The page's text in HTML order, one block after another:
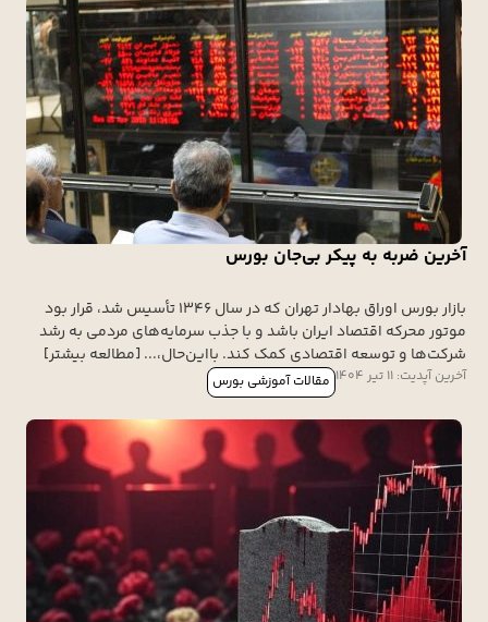
آخرین ضربه به پیکر بی‌جان بورس
بازار بورس اوراق بهادار تهران که در سال ۱۳۴۶ تأسیس شد، قرار بود
موتور محرکه اقتصاد ایران باشد و با جذب سرمایه‌های مردمی به رشد
شرکت‌ها و توسعه اقتصادی کمک کند. بااین‌حال،... [مطالعه بیشتر]
مقالات آموزشی بورس آخرین آپدیت: 11 تیر 1404